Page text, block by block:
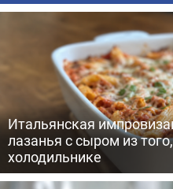
Итальянская
лазанья с сыром из
холодильнике